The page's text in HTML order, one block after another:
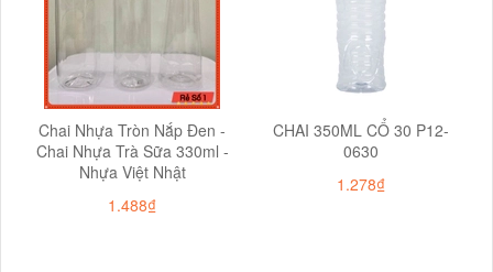
Chai Nhựa Tròn Nắp Đen -
Chai Nhựa Trà Sữa 330ml -
Nhựa Việt Nhật
1.488₫
CHAI 350ML CỔ 30 P12-
0630
1.278₫